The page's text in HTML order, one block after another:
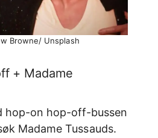
Browne/ Unsplash
+ Madame
hop-on hop-off-bussen
Madame Tussauds.